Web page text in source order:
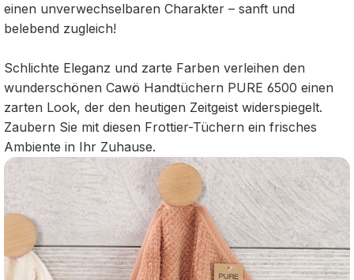
einen unverwechselbaren Charakter – sanft und
belebend zugleich!
Schlichte Eleganz und zarte Farben verleihen den
wunderschönen Cawö Handtüchern PURE 6500 einen
zarten Look, der den heutigen Zeitgeist widerspiegelt.
Zaubern Sie mit diesen Frottier-Tüchern ein frisches
Ambiente in Ihr Zuhause.